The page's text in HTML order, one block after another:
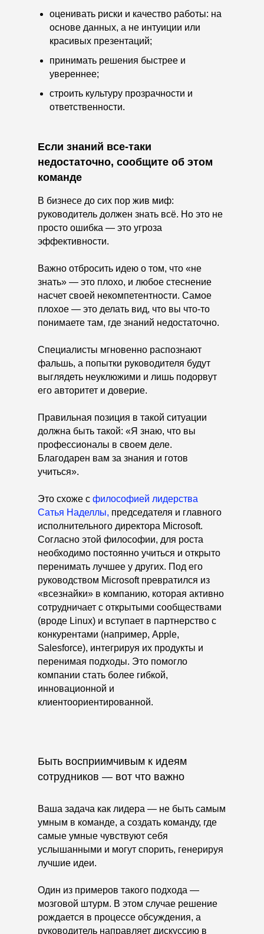
оценивать риски и качество работы: на
основе данных, а не интуиции или
красивых презентаций;
принимать решения быстрее и
увереннее;
строить культуру прозрачности и
ответственности.
Если знаний все-таки
недостаточно, сообщите об этом
команде
В бизнесе до сих пор жив миф:
руководитель должен знать всё. Но это не
просто ошибка — это угроза
эффективности.
Важно отбросить идею о том, что «не
знать» — это плохо, и любое стеснение
насчет своей некомпетентности. Самое
плохое — это делать вид, что вы что-то
понимаете там, где знаний недостаточно.
Специалисты мгновенно распознают
фальшь, а попытки руководителя будут
выглядеть неуклюжими и лишь подорвут
его авторитет и доверие.
Правильная позиция в такой ситуации
должна быть такой: «Я знаю, что вы
профессионалы в своем деле.
Благодарен вам за знания и готов
учиться».
Это схоже с философией лидерства
Сатья Наделлы, председателя и главного
исполнительного директора Microsoft.
Согласно этой философии, для роста
необходимо постоянно учиться и открыто
перенимать лучшее у других. Под его
руководством Microsoft превратился из
«всезнайки» в компанию, которая активно
сотрудничает с открытыми сообществами
(вроде Linux) и вступает в партнерство с
конкурентами (например, Apple,
Salesforce), интегрируя их продукты и
перенимая подходы. Это помогло
компании стать более гибкой,
инновационной и
клиентоориентированной.
Ваша задача как лидера — не быть самым
умным в команде, а создать команду, где
самые умные чувствуют себя
услышанными и могут спорить, генерируя
лучшие идеи.
Один из примеров такого подхода —
мозговой штурм. В этом случае решение
рождается в процессе обсуждения, а
руководитель направляет дискуссию в
Быть восприимчивым к идеям
сотрудников — вот что важно